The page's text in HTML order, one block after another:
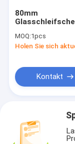
80mm
Diamond Grinding
Cup For Double-
MOQ:1pcs
Kontakt